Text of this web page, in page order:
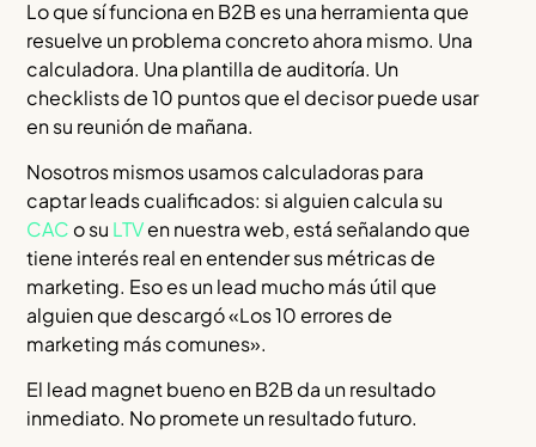
Lo que sí funciona en B2B es una herramienta que
resuelve un problema concreto ahora mismo. Una
calculadora. Una plantilla de auditoría. Un
checklists de 10 puntos que el decisor puede usar
en su reunión de mañana.
Nosotros mismos usamos calculadoras para
captar leads cualificados: si alguien calcula su
CAC o su LTVen nuestra web, está señalando que
tiene interés real en entender sus métricas de
marketing. Eso es un lead mucho más útil que
alguien que descargó «Los 10 errores de
marketing más comunes».
El lead magnet bueno en B2B da un resultado
inmediato. No promete un resultado futuro.